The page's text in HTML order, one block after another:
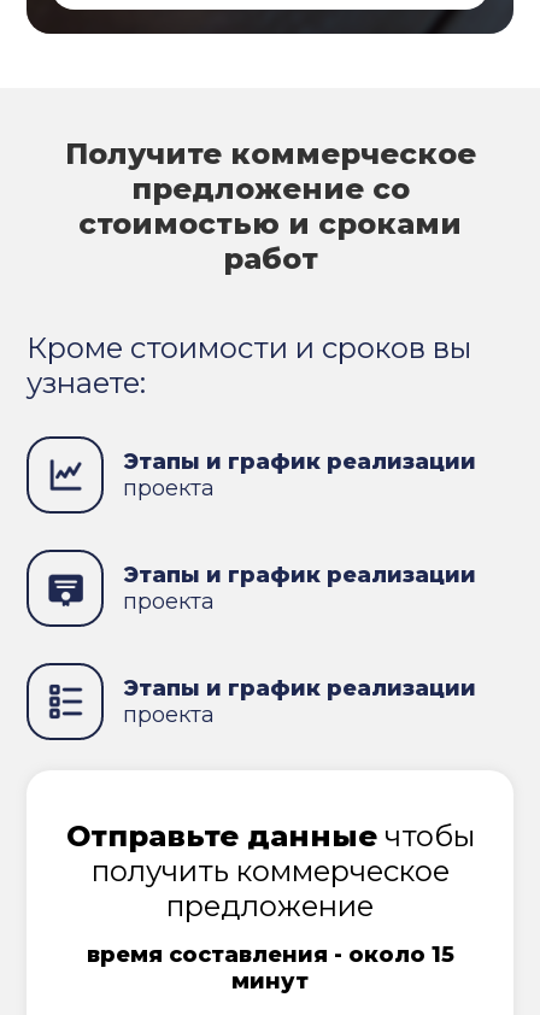
Получите коммерческое
предложение со
стоимостью и сроками
работ
Кроме стоимости и сроков вы
узнаете:
Этапы и график реализации
проекта
Этапы и график реализации
проекта
Этапы и график реализации
проекта
Отправьте данныечтобы
получить коммерческое
предложение
время составления - около 15
минут